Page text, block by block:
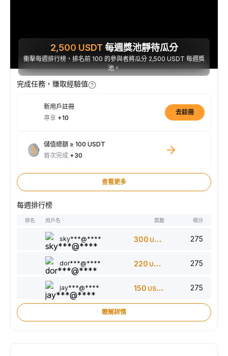
2,500 USDT 每週獎池靜待瓜分
衝擊每週排行榜，排名前 100 的參與者將瓜分 2,500 USDT 每週獎
池。
完成任務，賺取經驗值
新用戶註冊
專享 +10
去註冊
儲值總額 ≥ 100 USDT
首次完成 +30
查看更多
每週排行榜
排名 用戶名 獎勵 積分
sky***@**** 300 USDT 275
dor***@**** 220 USDT 275
jay***@**** 150 USDT 275
瞭解詳情